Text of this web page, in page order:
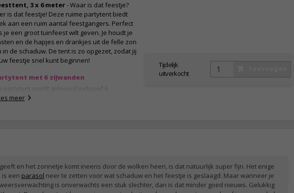
van één voet is 24 bij 24 bij 25.5
Hierdoor is het product geschikt voor
met een diameter tussen de 25 en
millimeter.
2-delige partytent voet
Vulbaar tot 7.5 liter
Afmeting: 24 x 24 x 25.5 cm
Geschikt voor standaarden met een
3 x 6 meter- Waar is dat feestje?
is dat feestje! Deze ruime partytent biedt
aan een ruim aantal feestgangers. Perfect
je een groot tuinfeest wilt geven. Je houdt je
en de hapjes en drankjes uit de felle zon
in de schaduw. De tent is zo opgezet, zodat jij
feestje snel kunt beginnen!
met 6 zijwanden
partytent wordt geleverd inclusief 6
Bevestig ze allemaal of houdt een
en barbecue feestjes.
Partytent met 6 zijwanden
meer
Tijdelijk
uitverkocht
en het zonnetje komt ineens door de wolken heen, is dat natuurlijk super fijn. Het enige
een parasol neer te zetten voor wat schaduw en het feestje is geslaagd. Maar wanneer je
is onverwachts een stuk slechter, dan is dat minder goed nieuws. Gelukkig